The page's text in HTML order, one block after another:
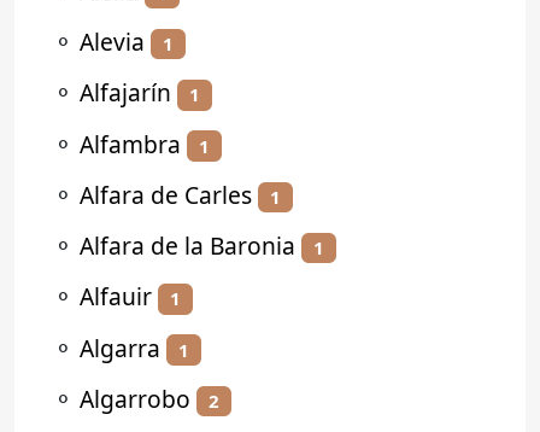
⚬ Alevia 1
⚬ Alfajarín 1
⚬ Alfambra 1
⚬ Alfara de Carles 1
⚬ Alfara de la Baronia 1
⚬ Alfauir 1
⚬ Algarra 1
⚬ Algarrobo 2